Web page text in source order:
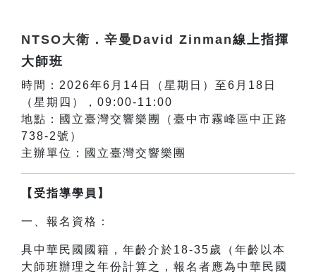
NTSO大衛．辛曼David Zinman線上指揮
大師班
時間：2026年6月14日（星期日）至6月18日
（星期四），09:00-11:00
地點：國立臺灣交響樂團（臺中市霧峰區中正路
738-2號）
主辦單位：國立臺灣交響樂團
【受指導學員】
一、報名資格：
具中華民國國籍，年齡介於18-35歲（年齡以本
大師班辦理之年份計算之，報名者應為中華民國